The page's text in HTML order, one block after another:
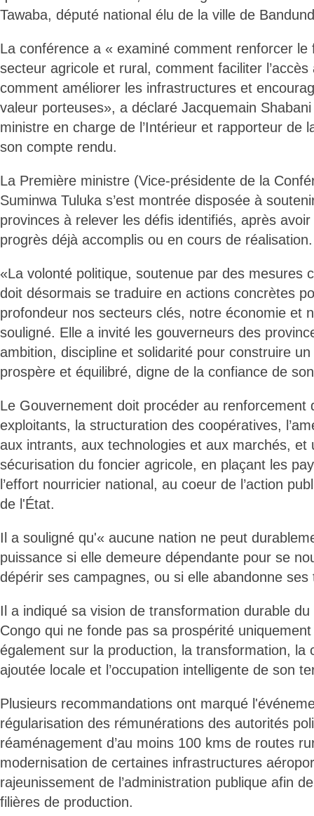
Tawaba, député national élu de la ville de
La conférence a « examiné comment renforcer le
secteur agricole et rural, comment faciliter
comment améliorer les infrastructures et
valeur porteuses», a déclaré Jacquemain
ministre en charge de l’Intérieur et rapporteur de
son compte rendu.
La Première ministre (Vice-présidente de la
Suminwa Tuluka s’est montrée disposée à
provinces à relever les défis identifiés, après
progrès déjà accomplis ou en cours de réalisation.
«La volonté politique, soutenue par des mesures
doit désormais se traduire en actions concrètes
profondeur nos secteurs clés, notre économie et
souligné. Elle a invité les gouverneurs des
ambition, discipline et solidarité pour construire
prospère et équilibré, digne de la confiance de
Le Gouvernement doit procéder au renforcement
exploitants, la structuration des coopératives,
aux intrants, aux technologies et aux marchés, et
sécurisation du foncier agricole, en plaçant les
l’effort nourricier national, au coeur de l’action
de l'État.
Il a souligné qu'« aucune nation ne peut
puissance si elle demeure dépendante pour se
dépérir ses campagnes, ou si elle abandonne
Il a indiqué sa vision de transformation durable du
Congo qui ne fonde pas sa prospérité
également sur la production, la transformation, la
ajoutée locale et l’occupation intelligente de son
Plusieurs recommandations ont marqué
régularisation des rémunérations des autorités
réaménagement d’au moins 100 kms de routes
modernisation de certaines infrastructures
rajeunissement de l’administration publique afin
filières de production.